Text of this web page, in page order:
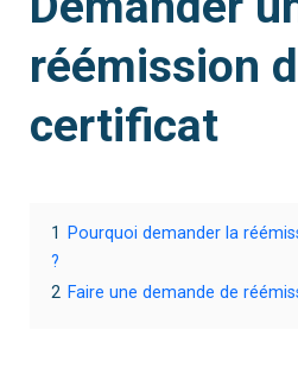
réémission
certificat
1
Pourquoi demander la
?
2 Faire une demande de